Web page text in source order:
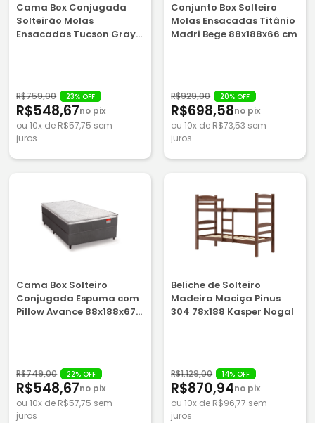
Cama Box Conjugada
Solteirão Molas
Ensacadas Tucson Gray
R$759,00 23% OFF
R$548,67no pix
ou 10x de R$57,75 sem
juros
Conjunto Box Solteiro
Molas Ensacadas Titânio
Madri Bege 88x188x66 cm
R$929,00 20% OFF
R$698,58no pix
ou 10x de R$73,53 sem
juros
Cama Box Solteiro
Conjugada Espuma com
Pillow Avance 88x188x67
R$749,00 22% OFF
R$548,67no pix
ou 10x de R$57,75 sem
juros
Beliche de Solteiro
Madeira Maciça Pinus
304 78x188 Kasper Nogal
R$1.129,00 14% OFF
R$870,94no pix
ou 10x de R$96,77 sem
juros